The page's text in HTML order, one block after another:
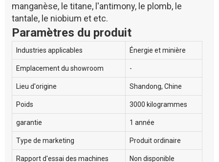
manganèse, le titane, l'antimony, le plomb, le
tantale, le niobium et etc.
Paramètres du produit
Industries applicables Énergie et minière
Emplacement du showroom -
Lieu d'origine Shandong, Chine
Poids 3000 kilogrammes
garantie 1 année
Type de marketing Produit ordinaire
Rapport d'essai des machines Non disponible